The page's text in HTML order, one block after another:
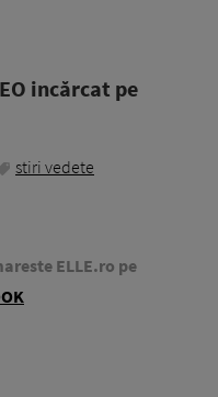
incărcat pe
stiri vedete
ELLE.ro pe